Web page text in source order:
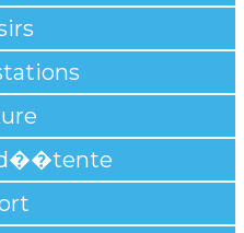
d��tente